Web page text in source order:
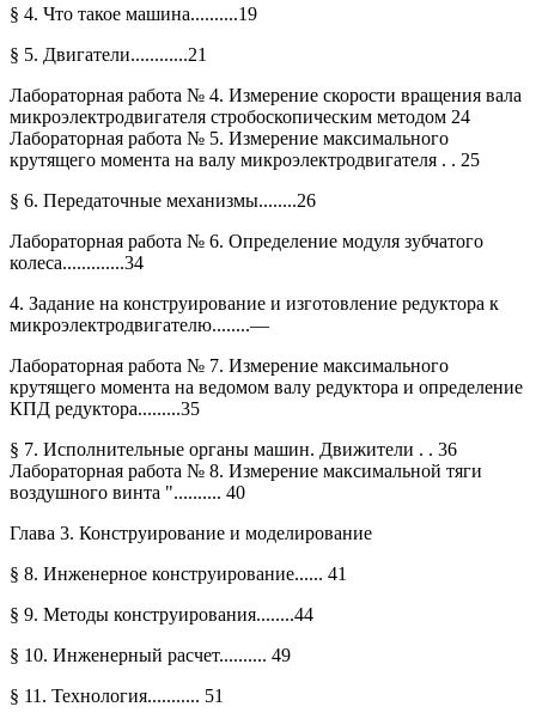
§ 4. Что такое машина..........19
§ 5. Двигатели............21
Лабораторная работа № 4. Измерение скорости вращения вала
микроэлектродвигателя стробоскопическим методом 24
Лабораторная работа № 5. Измерение максимального
крутящего момента на валу микроэлектродвигателя . . 25
§ 6. Передаточные механизмы........26
Лабораторная работа № 6. Определение модуля зубчатого
колеса.............34
4. Задание на конструирование и изготовление редуктора к
микроэлектродвигателю........—
Лабораторная работа № 7. Измерение максимального
крутящего момента на ведомом валу редуктора и определение
КПД редуктора.........35
§ 7. Исполнительные органы машин. Движители . . 36
Лабораторная работа № 8. Измерение максимальной тяги
воздушного винта ".......... 40
Глава 3. Конструирование и моделирование
§ 8. Инженерное конструирование...... 41
§ 9. Методы конструирования........44
§ 10. Инженерный расчет.......... 49
§ 11. Технология........... 51